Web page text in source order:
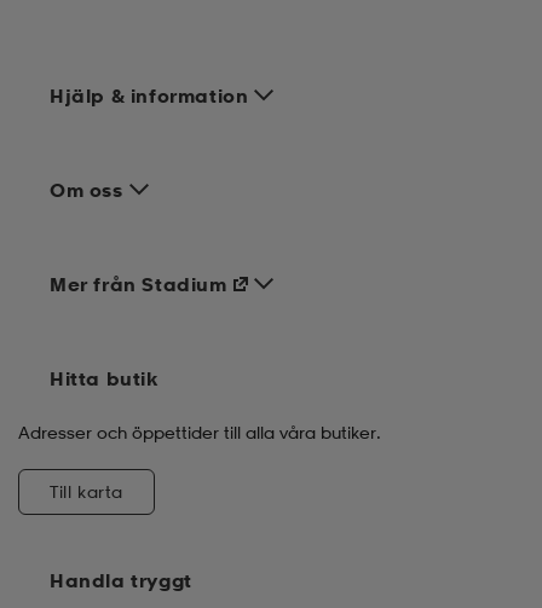
Hjälp & information
Om oss
Handla tryggt
Mer från Stadium
Hitta butik
Adresser och öppettider till alla våra butiker.
Till karta